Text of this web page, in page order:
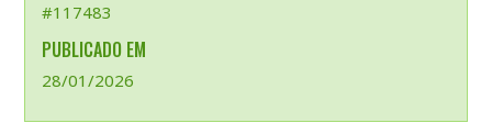
#117483
PUBLICADO EM
28/01/2026